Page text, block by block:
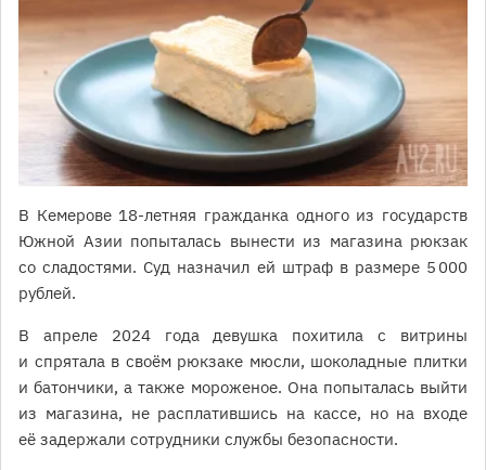
В Кемерове 18-летняя гражданка одного из государств
Южной Азии попыталась вынести из магазина рюкзак
со сладостями. Суд назначил ей штраф в размере 5 000
рублей.
В апреле 2024 года девушка похитила с витрины
и спрятала в своём рюкзаке мюсли, шоколадные плитки
и батончики, а также мороженое. Она попыталась выйти
из магазина, не расплатившись на кассе, но на входе
её задержали сотрудники службы безопасности.